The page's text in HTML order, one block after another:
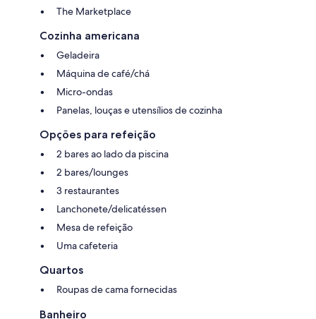
The Marketplace
Cozinha americana
Geladeira
Máquina de café/chá
Micro-ondas
Panelas, louças e utensílios de cozinha
Opções para refeição
2 bares ao lado da piscina
2 bares/lounges
3 restaurantes
Lanchonete/delicatéssen
Mesa de refeição
Uma cafeteria
Quartos
Roupas de cama fornecidas
Banheiro